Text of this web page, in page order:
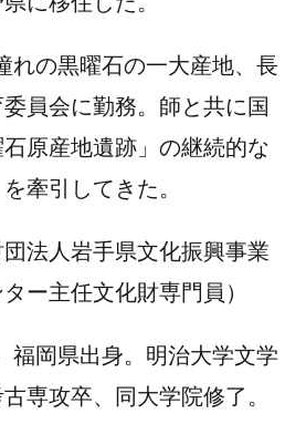
の黒曜石の一大産地、長
員会に勤務。師と共に国
原産地遺跡」の継続的な
牽引してきた。
団法人岩手県文化振興事業
ー主任文化財専門員）
岡県出身。明治大学文学
専攻卒、同大学院修了。